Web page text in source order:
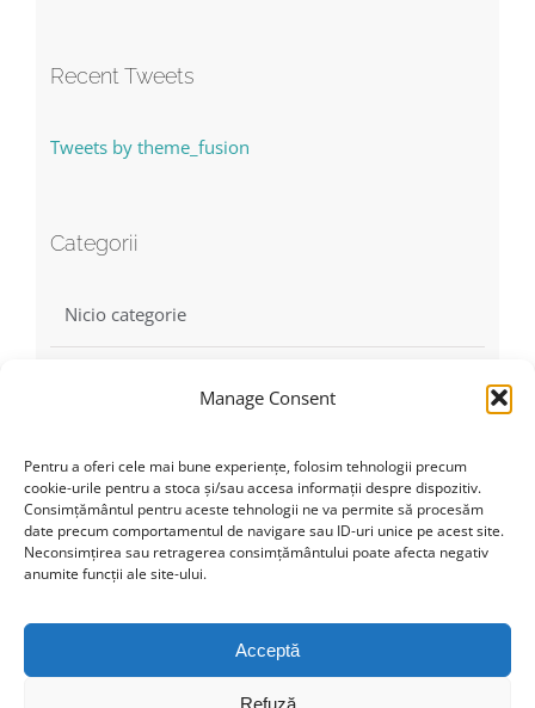
Manage Consent
Pentru a oferi cele mai bune experiențe, folosim tehnologii precum
cookie-urile pentru a stoca și/sau accesa informații despre dispozitiv.
Consimțământul pentru aceste tehnologii ne va permite să procesăm
date precum comportamentul de navigare sau ID-uri unice pe acest site.
Neconsimțirea sau retragerea consimțământului poate afecta negativ
anumite funcții ale site-ului.
Acceptă
Refuză
Recent Tweets
Tweets by theme_fusion
Categorii
Nicio categorie
enable this content